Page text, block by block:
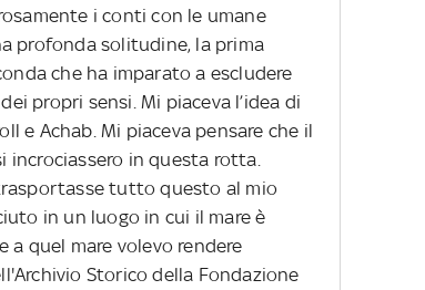
i conti con le umane
profonda solitudine, la prima
che ha imparato a escludere
propri sensi. Mi piaceva l’idea di
e Achab. Mi piaceva pensare che il
incrociassero in questa rotta.
tutto questo al mio
in un luogo in cui il mare è
a quel mare volevo rendere
Storico della Fondazione